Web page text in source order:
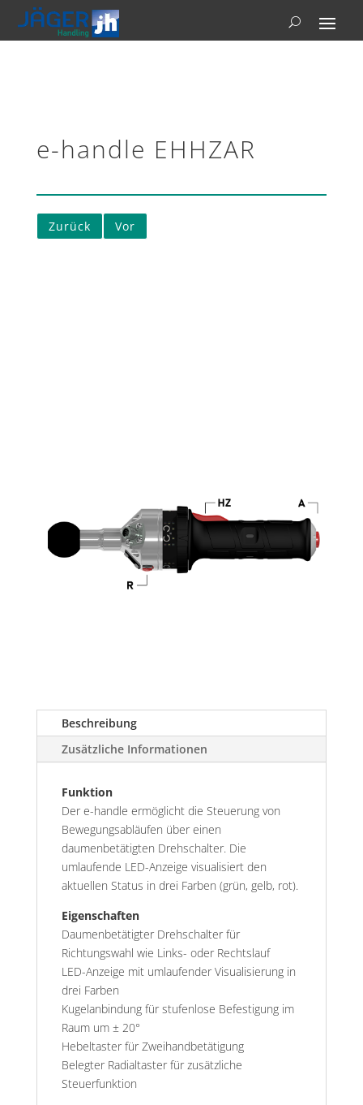
e-handle EHHZAR
Zurück Vor
Beschreibung
Zusätzliche Informationen
Funktion
Der e-handle ermöglicht die Steuerung von
Bewegungsabläufen über einen
daumenbetätigten Drehschalter. Die
umlaufende LED-Anzeige visualisiert den
aktuellen Status in drei Farben (grün, gelb, rot).
Eigenschaften
Daumenbetätigter Drehschalter für
Richtungswahl wie Links- oder Rechtslauf
LED-Anzeige mit umlaufender Visualisierung in
drei Farben
Kugelanbindung für stufenlose Befestigung im
Raum um ± 20°
Hebeltaster für Zweihandbetätigung
Belegter Radialtaster für zusätzliche
Steuerfunktion